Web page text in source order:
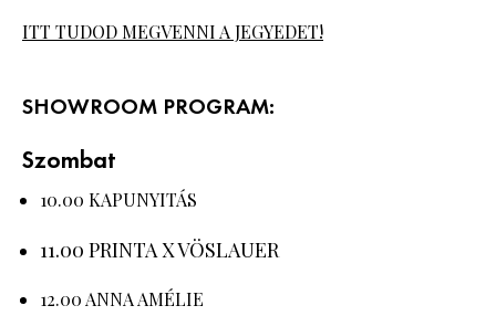
ITT TUDOD MEGVENNI A JEGYEDET!
SHOWROOM PROGRAM:
Szombat
10.00 KAPUNYITÁS
11.00 PRINTA X VÖSLAUER
12.00 ANNA AMÉLIE